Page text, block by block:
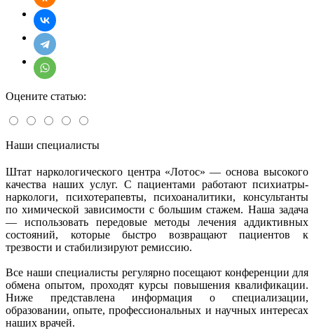
Оцените статью:
Наши специалисты
Штат наркологического центра «Лотос» — основа высокого
качества наших услуг. С пациентами работают психиатры-
наркологи, психотерапевты, психоаналитики, консультанты
по химической зависимости с большим стажем. Наша задача
— использовать передовые методы лечения аддиктивных
состояний, которые быстро возвращают пациентов к
трезвости и стабилизируют ремиссию.
Все наши специалисты регулярно посещают конференции для
обмена опытом, проходят курсы повышения квалификации.
Ниже представлена информация о специализации,
образовании, опыте, профессиональных и научных интересах
наших врачей.